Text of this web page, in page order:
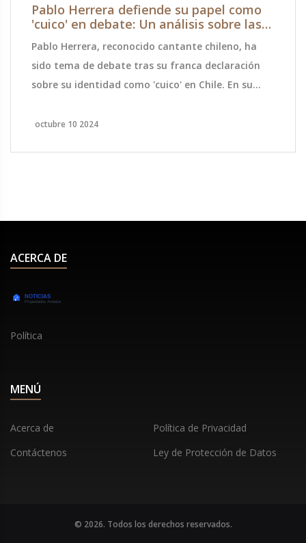
Pablo Herrera defiende su papel como
'cuico' en debate: Un análisis sobre las
Pablo Herrera, reconocido cantante chileno, ha
sido tema de debate tras su franca declaración
sobre su identidad como 'cuico' en Chile. En su
artista abordó temas de diferencias sociales y la
extranjeros.
octubre 10 2024
ACERCA DE
Política
MENÚ
Acerca de
Política de Privacidad
Contáctenos
Ley de Protección de Datos
© 2026. Todos los derechos reservados.